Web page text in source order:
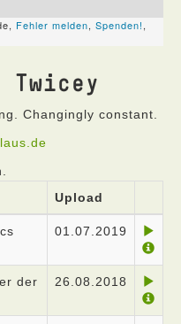
Twicey
Changingly constant.
Upload
01.07.2019
der
26.08.2018